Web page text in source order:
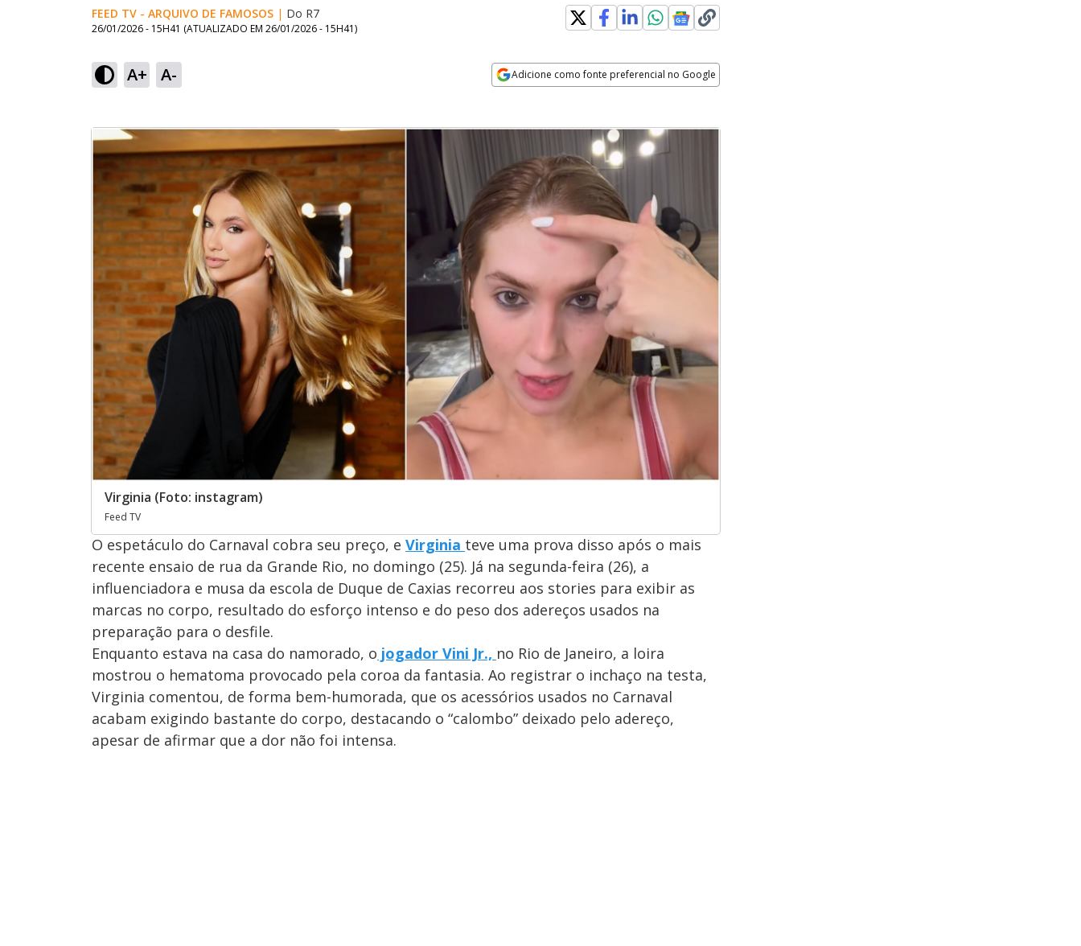
FEED TV - ARQUIVO DE FAMOSOS | Do R7
26/01/2026 - 15H41 (ATUALIZADO EM 26/01/2026 - 15H41)
A+ A- Adicione como fonte preferencial no Google
Virginia (Foto: instagram)
Feed TV
O espetáculo do Carnaval cobra seu preço, e Virginia teve uma prova disso após o mais
recente ensaio de rua da Grande Rio, no domingo (25). Já na segunda-feira (26), a
influenciadora e musa da escola de Duque de Caxias recorreu aos stories para exibir as
marcas no corpo, resultado do esforço intenso e do peso dos adereços usados na
preparação para o desfile.
Enquanto estava na casa do namorado, o jogador Vini Jr., no Rio de Janeiro, a loira
mostrou o hematoma provocado pela coroa da fantasia. Ao registrar o inchaço na testa,
Virginia comentou, de forma bem-humorada, que os acessórios usados no Carnaval
acabam exigindo bastante do corpo, destacando o “calombo” deixado pelo adereço,
apesar de afirmar que a dor não foi intensa.